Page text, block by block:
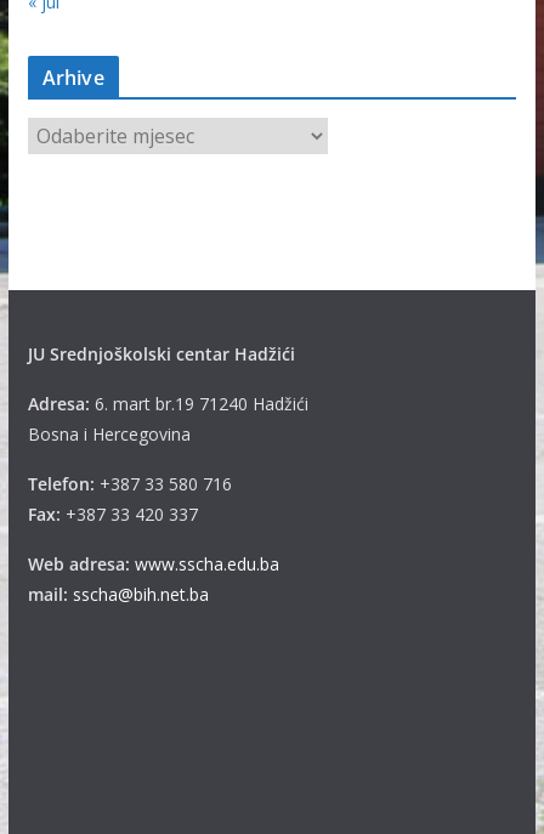
Arhive
A
r
JU Srednjoškolski centar Hadžići
Adresa: 6. mart br.19 71240 Hadžići
Bosna i Hercegovina
Telefon: +387 33 580 716
Fax: +387 33 420 337
Web adresa: www.sscha.edu.ba
mail: sscha@bih.net.ba